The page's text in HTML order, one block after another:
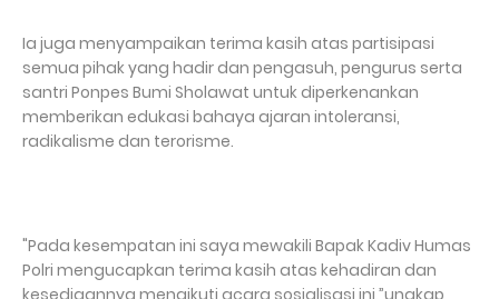
Ia juga menyampaikan terima kasih atas partisipasi
semua pihak yang hadir dan pengasuh, pengurus serta
santri Ponpes Bumi Sholawat untuk diperkenankan
memberikan edukasi bahaya ajaran intoleransi,
radikalisme dan terorisme.
"Pada kesempatan ini saya mewakili Bapak Kadiv Humas
Polri mengucapkan terima kasih atas kehadiran dan
kesediaannya mengikuti acara sosialisasi ini,”ungkap